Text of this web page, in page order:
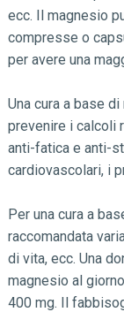
ecc. Il magnesio
compresse o
per avere una
Una cura a base
prevenire i calcoli
anti-fatica e anti-
cardiovascolari, i
Per una cura a
raccomandata
di vita, ecc. Una
magnesio al
400 mg. Il